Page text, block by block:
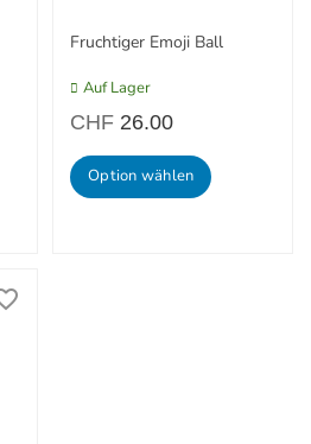
Fruchtiger Emoji Ball
Auf Lager
CHF 26.00
Option wählen